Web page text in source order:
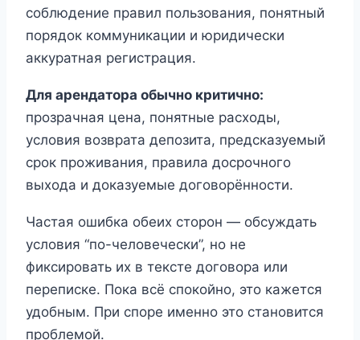
соблюдение правил пользования, понятный
порядок коммуникации и юридически
аккуратная регистрация.
Для арендатора обычно критично:
прозрачная цена, понятные расходы,
условия возврата депозита, предсказуемый
срок проживания, правила досрочного
выхода и доказуемые договорённости.
Частая ошибка обеих сторон — обсуждать
условия “по-человечески”, но не
фиксировать их в тексте договора или
переписке. Пока всё спокойно, это кажется
удобным. При споре именно это становится
проблемой.